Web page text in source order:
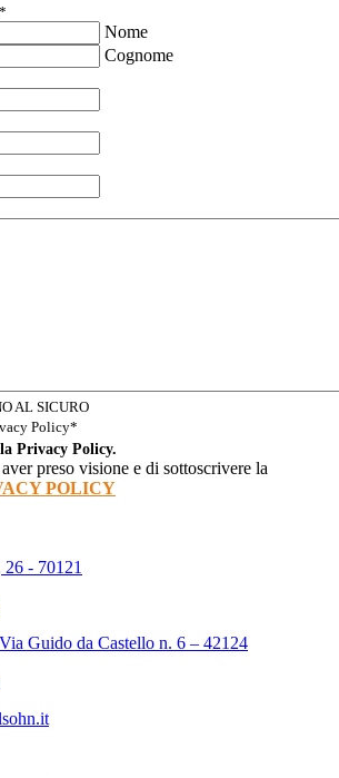
*
Nome
Cognome
AL SICURO
Policy*
Privacy Policy.
preso visione e di sottoscrivere la
POLICY
- 70121
Guido da Castello n. 6 – 42124